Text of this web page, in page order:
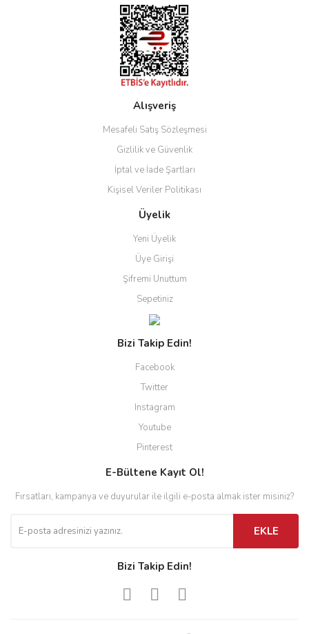
Ürün fiyatı diğer sitelerden daha pahalı.
Bu ürüne benzer farklı alternatifler olmalı.
Gönder
Alışveriş
Mesafeli Satış Sözleşmesi
Gizlilik ve Güvenlik
İptal ve İade Şartları
Kişisel Veriler Politikası
Üyelik
Yeni Üyelik
Üye Girişi
Şifremi Unuttum
Sepetiniz
Bizi Takip Edin!
Facebook
Twitter
Instagram
Youtube
Pinterest
E-Bültene Kayıt Ol!
Fırsatları, kampanya ve duyurular ile ilgili e-posta almak ister misiniz?
EKLE
Bizi Takip Edin!